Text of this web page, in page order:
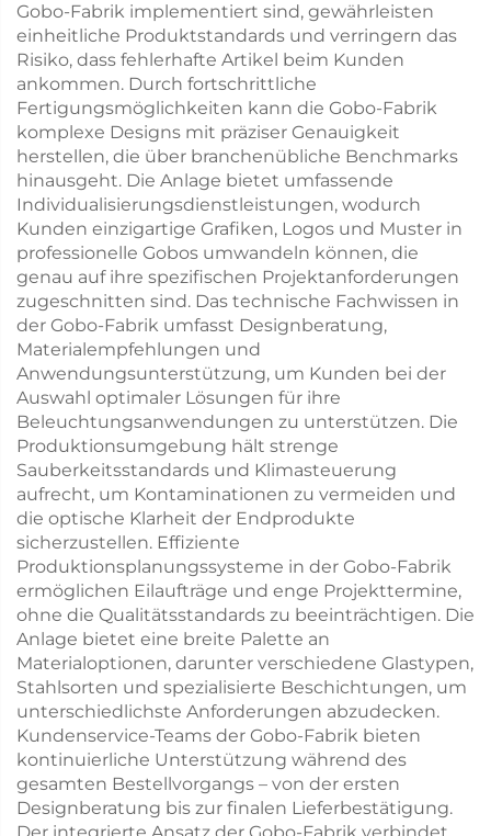
Gobo-Fabrik implementiert sind, gewährleisten
einheitliche Produktstandards und verringern das
Risiko, dass fehlerhafte Artikel beim Kunden
ankommen. Durch fortschrittliche
Fertigungsmöglichkeiten kann die Gobo-Fabrik
komplexe Designs mit präziser Genauigkeit
herstellen, die über branchenübliche Benchmarks
hinausgeht. Die Anlage bietet umfassende
Individualisierungsdienstleistungen, wodurch
Kunden einzigartige Grafiken, Logos und Muster in
professionelle Gobos umwandeln können, die
genau auf ihre spezifischen Projektanforderungen
zugeschnitten sind. Das technische Fachwissen in
der Gobo-Fabrik umfasst Designberatung,
Materialempfehlungen und
Anwendungsunterstützung, um Kunden bei der
Auswahl optimaler Lösungen für ihre
Beleuchtungsanwendungen zu unterstützen. Die
Produktionsumgebung hält strenge
Sauberkeitsstandards und Klimasteuerung
aufrecht, um Kontaminationen zu vermeiden und
die optische Klarheit der Endprodukte
sicherzustellen. Effiziente
Produktionsplanungssysteme in der Gobo-Fabrik
ermöglichen Eilaufträge und enge Projekttermine,
ohne die Qualitätsstandards zu beeinträchtigen. Die
Anlage bietet eine breite Palette an
Materialoptionen, darunter verschiedene Glastypen,
Stahlsorten und spezialisierte Beschichtungen, um
unterschiedlichste Anforderungen abzudecken.
Kundenservice-Teams der Gobo-Fabrik bieten
kontinuierliche Unterstützung während des
gesamten Bestellvorgangs – von der ersten
Designberatung bis zur finalen Lieferbestätigung.